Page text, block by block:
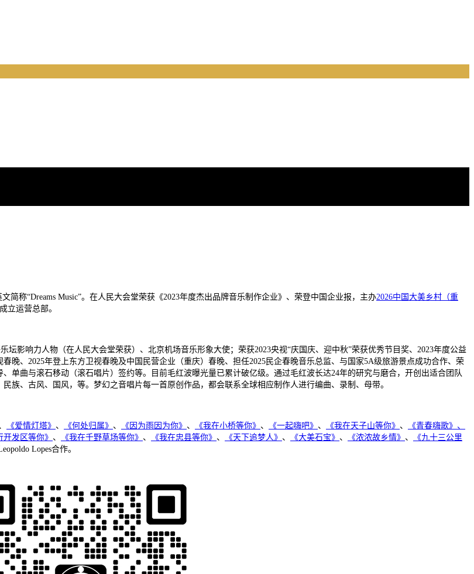
简称“Dreams Music”。在人民大会堂荣获《2023年度杰出品牌音乐制作企业》、荣登中国企业报，主办2026中国大美乡村（重
立运营总部。
坛影响力人物（在人民大会堂荣获） 、北京机场音乐形象大使；荣获2023央视“庆国庆、迎中秋”荣获优秀节目奖、2023年度公益
晚、2025年登上东方卫视春晚及中国民营企业（重庆）春晚、担任2025民企春晚音乐总监、与国家5A级旅游景点成功合作、荣
、单曲与滚石移动（滚石唱片）签约等。目前毛红波曝光量已累计破亿级。通过毛红波长达24年的研究与磨合，开创出适合团队
族、古风、国风，等。 梦幻之音唱片每一首原创作品，都会联系全球相应制作人进行编曲、录制、母带。
《爱情灯塔》 、 《何处归属》 、 《因为雨因为你》 、 《我在小桥等你》 、 《一起嗨吧》 、 《我在天子山等你》 、 《青春嗨歌》 、
开发区等你》 、 《我在千野草场等你》 、 《我在忠县等你》 、 《天下追梦人》 、 《大美石宝》 、 《浓浓故乡情》 、
《九十三公里
Lopes合作。